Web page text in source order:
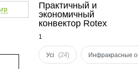
Практичный и
экономичный
конвектор Rotex
1
Усі (24) Инфракрасные